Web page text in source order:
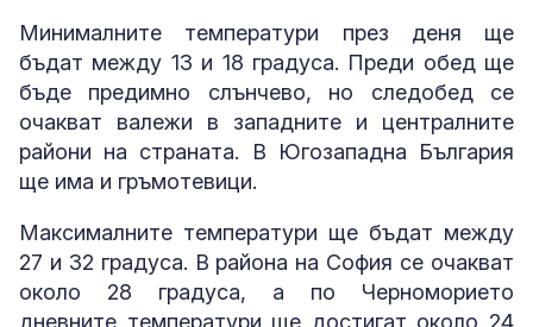
Минималните температури през деня ще
бъдат между 13 и 18 градуса. Преди обед ще
бъде предимно слънчево, но следобед се
очакват валежи в западните и централните
райони на страната. В Югозападна България
ще има и гръмотевици.
Максималните температури ще бъдат между
27 и 32 градуса. В района на София се очакват
около 28 градуса, а по Черноморието
дневните температури ще достигат около 24